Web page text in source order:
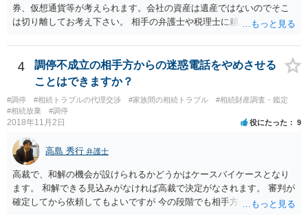
券、仮想通貨等が考えられます。会社の資産は遺産ではないのでそこ
は切り離してお考え下さい。 相手の弁護士や税理士に頼んでも守秘義
意に開示を求め、応じなければ「調査嘱託」という手続きを使って銀
行等に照会をかけることになるでしょう。 不動産は、相続登記が済ん
でいなければ市役所ないし区役所に、お子様と義父様のつながりがわ
かる戸籍一式を揃えてもちこみ、「名寄せ」という手続きをすると、
分かると思います。遺産分割協議書の偽造等により既に相続登記され
てしまっている場合は、住所などに当たりをつけて登記名義を調べて
すが、現代では、各々が自由に価格設定をしていますので、特に相場
はお示しできません。ただし、かつて日本弁護士連合会が設けていた
報酬基準を踏まえて価格設定している弁護士は一定数いると思います
ので、それが一応の目安となるでしょう。
4
調停不成立の相手方からの迷惑電話をやめさせる
ことはできますか？
#調停 #相続トラブルの代理交渉 #家族間の相続トラブル
#相続財産調査・鑑定
#相続放棄
#調停
2018年11月2日 役にたった 9
高島 秀行 弁護士
高裁で、和解の機会が設けられるかどうかはケースバイケースとなり
ます。 和解できる見込みがなければ高裁で決定がなされます。 審判が
確定してから依頼してもよいですが 今の段階でも相手方の連絡が迷惑